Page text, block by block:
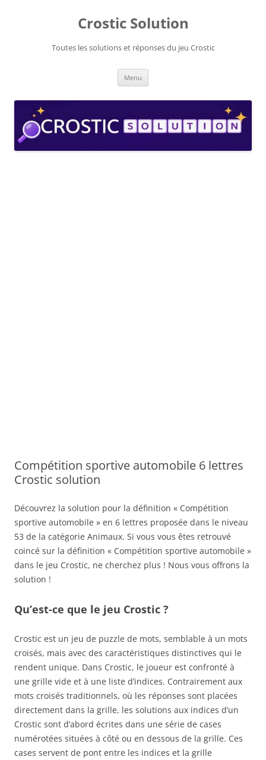
Crostic Solution
Toutes les solutions et réponses du jeu Crostic
Menu
Compétition sportive automobile 6 lettres
Crostic solution
Découvrez la solution pour la définition « Compétition
sportive automobile » en 6 lettres proposée dans le niveau
53 de la catégorie Animaux. Si vous vous êtes retrouvé
coincé sur la définition « Compétition sportive automobile »
dans le jeu Crostic, ne cherchez plus ! Nous vous offrons la
solution !
Qu’est-ce que le jeu Crostic ?
Crostic est un jeu de puzzle de mots, semblable à un mots
croisés, mais avec des caractéristiques distinctives qui le
rendent unique. Dans Crostic, le joueur est confronté à
une grille vide et à une liste d’indices. Contrairement aux
mots croisés traditionnels, où les réponses sont placées
directement dans la grille, les solutions aux indices d’un
Crostic sont d’abord écrites dans une série de cases
numérotées situées à côté ou en dessous de la grille. Ces
cases servent de pont entre les indices et la grille